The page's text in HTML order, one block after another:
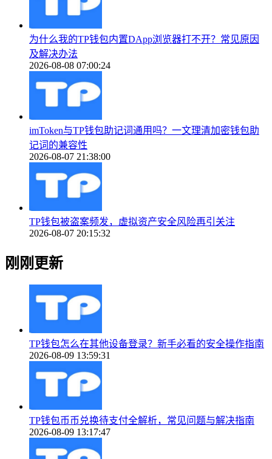
为什么我的TP钱包内置DApp浏览器打不开？常见原因
及解决办法
2026-08-08 07:00:24
imToken与TP钱包助记词通用吗？一文理清加密钱包助
记词的兼容性
2026-08-07 21:38:00
TP钱包被盗案频发，虚拟资产安全风险再引关注
2026-08-07 20:15:32
刚刚更新
TP钱包怎么在其他设备登录？新手必看的安全操作指南
2026-08-09 13:59:31
TP钱包币币兑换待支付全解析，常见问题与解决指南
2026-08-09 13:17:47